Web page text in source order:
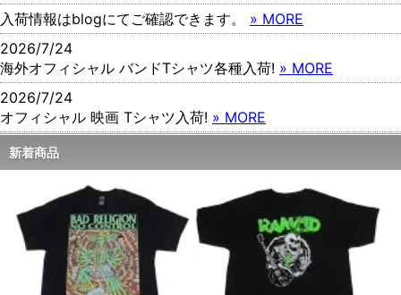
入荷情報はblogにてご確認できます。
» MORE
2026/7/24
海外オフィシャル バンドTシャツ各種入荷! » MORE
2026/7/24
オフィシャル 映画 Tシャツ入荷! » MORE
2026/7/16
海外オフィシャル バンドTシャツ各種入荷! » MORE
2026/7/16
オフィシャル 映画 Tシャツ入荷!
» MORE
2026/6/17
SEEK&DESTROY(シーク アンド デストロイ) メッシュキャッ
プ各種入荷! » MORE
新着商品